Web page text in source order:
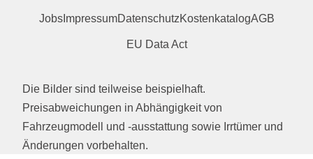
JobsImpressumDatenschutzKostenkatalogAGB
EU Data Act
Die Bilder sind teilweise beispielhaft.
Preisabweichungen in Abhängigkeit von
Fahrzeugmodell und -ausstattung sowie Irrtümer und
Änderungen vorbehalten.